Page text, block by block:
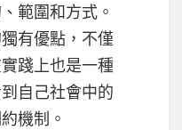
範圍和方式。
有優點，不僅
踐上也是一種
自己社會中的
機制。